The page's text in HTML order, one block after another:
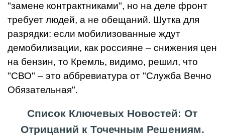
"замене контрактниками", но на деле фронт
требует людей, а не обещаний. Шутка для
разрядки: если мобилизованные ждут
демобилизации, как россияне – снижения цен
на бензин, то Кремль, видимо, решил, что
"СВО" – это аббревиатура от "Служба Вечно
Обязательная".
Список Ключевых Новостей: От
Отрицаний к Точечным Решениям.